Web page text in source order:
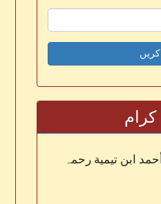
کرام
ابن تيمية رحمہ